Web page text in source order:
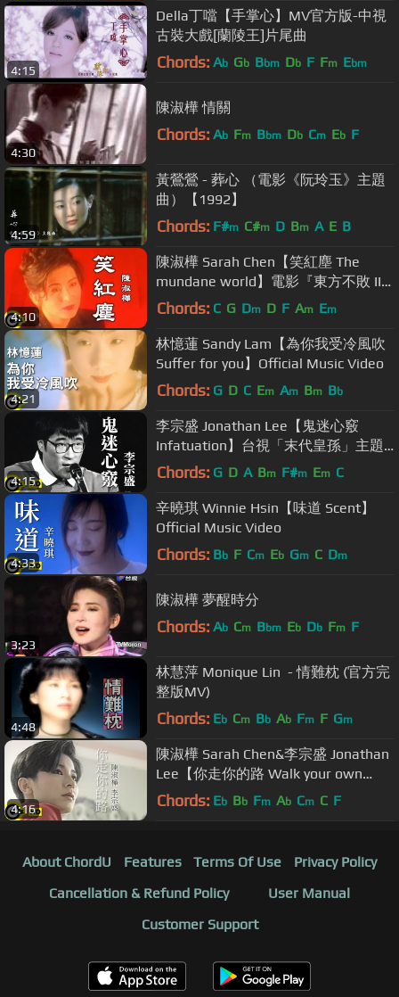
4:15
Della丁噹【手掌心】MV官方版-中視
古裝大戲[蘭陵王]片尾曲
Chords: Ab Gb Bbm Db F Fm Ebm
4:30
陳淑樺 情關
Chords: Ab Fm Bbm Db Cm Eb F
4:59
黃鶯鶯 - 葬心 （電影《阮玲玉》主題
曲）【1992】
Chords: F#m C#m D Bm A E B
4:10
陳淑樺 Sarah Chen【笑紅塵 The
mundane world】電影『東方不敗 II
風雲再起』主題曲 Official Music
Chords: C G Dm D F Am Em
4:21
林憶蓮 Sandy Lam【為你我受冷風吹
Suffer for you】Official Music Video
Chords: G D C Em Am Bm Bb
4:15
李宗盛 Jonathan Lee【鬼迷心竅
Infatuation】台視「末代皇孫」主題
曲 Official Music Video
Chords: G D A Bm F#m Em C
4:33
辛曉琪 Winnie Hsin【味道 Scent】
Official Music Video
Chords: Bb F Cm Eb Gm C Dm
3:23
陳淑樺 夢醒時分
Chords: Ab Cm Bbm Eb Db Fm F
4:48
林慧萍 Monique Lin - 情難枕 (官方完
整版MV)
Chords: Eb Cm Bb Ab Fm F Gm
4:16
陳淑樺 Sarah Chen&李宗盛 Jonathan
Lee【你走你的路 Walk your own
way】Official Music Video
Chords: Eb Bb Fm Ab Cm C F
About ChordU Features Terms Of Use
Privacy Policy
Cancellation & Refund Policy
User Manual
Customer Support